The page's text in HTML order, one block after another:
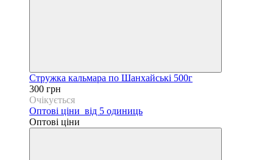
Стружка кальмара по Шанхайські 500г
300 грн
Очікується
Оптові ціни від 5 одиниць
Оптові ціни